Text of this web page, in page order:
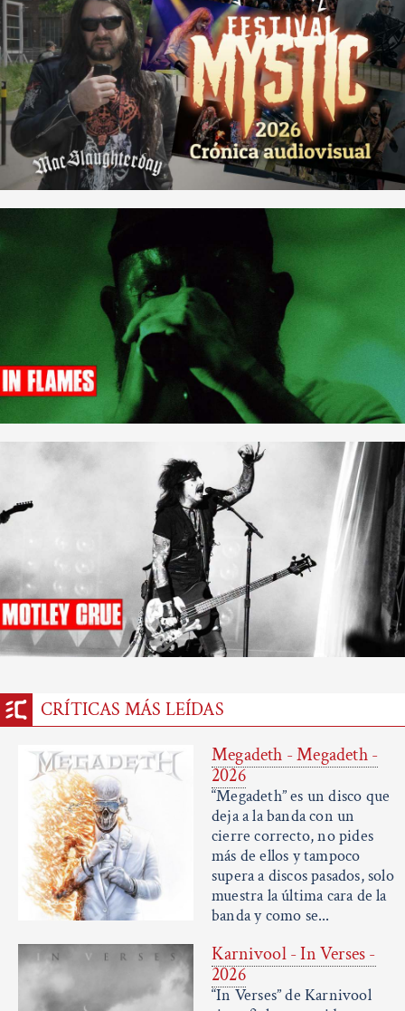
CRÍTICAS MÁS LEÍDAS
Megadeth - Megadeth -
2026
“Megadeth” es un disco que
deja a la banda con un
cierre correcto, no pides
más de ellos y tampoco
supera a discos pasados, solo
muestra la última cara de la
banda y como se...
Karnivool - In Verses -
2026
“In Verses” de Karnivool